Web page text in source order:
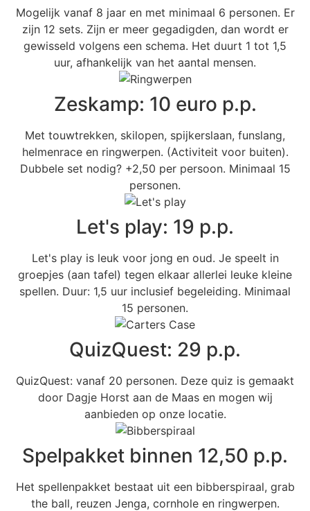
Mogelijk vanaf 8 jaar en met minimaal 6 personen. Er
zijn 12 sets. Zijn er meer gegadigden, dan wordt er
gewisseld volgens een schema. Het duurt 1 tot 1,5
uur, afhankelijk van het aantal mensen.
Zeskamp: 10 euro p.p.
Met touwtrekken, skilopen, spijkerslaan, funslang,
helmenrace en ringwerpen. (Activiteit voor buiten).
Dubbele set nodig? +2,50 per persoon. Minimaal 15
personen.
Let's play: 19 p.p.
Let's play is leuk voor jong en oud. Je speelt in
groepjes (aan tafel) tegen elkaar allerlei leuke kleine
spellen. Duur: 1,5 uur inclusief begeleiding. Minimaal
15 personen.
QuizQuest: 29 p.p.
QuizQuest: vanaf 20 personen. Deze quiz is gemaakt
door Dagje Horst aan de Maas en mogen wij
aanbieden op onze locatie.
Spelpakket binnen 12,50 p.p.
Het spellenpakket bestaat uit een bibberspiraal, grab
the ball, reuzen Jenga, cornhole en ringwerpen.